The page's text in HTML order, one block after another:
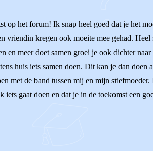
op het forum! Ik snap heel goed dat je het
vriendin kregen ook moeite mee gehad.
en meer doet samen groei je ook dichter
huis iets samen doen. Dit kan je dan
met de band tussen mij en mijn
gaat doen en dat je in de toekomst een